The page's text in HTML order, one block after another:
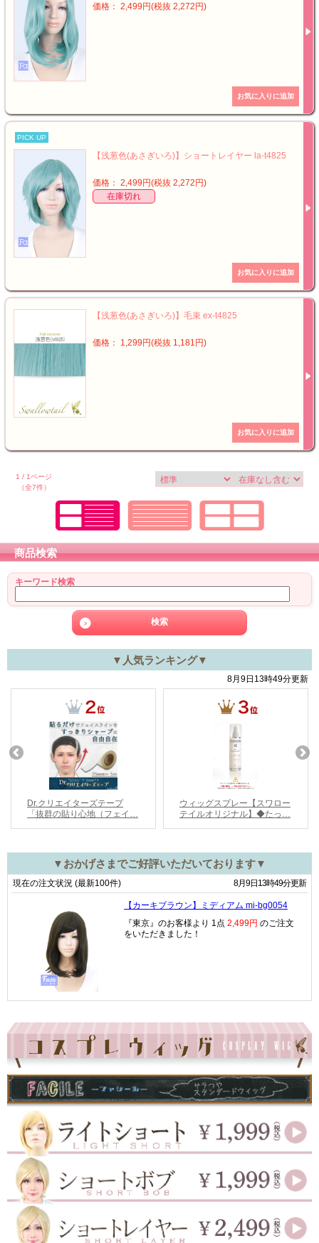
価格： 2,499円(税抜 2,272円)
PICK UP
【浅葱色(あさぎいろ)】ショートレイヤー la-t4825
価格： 2,499円(税抜 2,272円)
在庫切れ
【浅葱色(あさぎいろ)】毛束 ex-t4825
価格： 1,299円(税抜 1,181円)
1 / 1ページ
（全7件）
商品検索
キーワード検索
▼人気ランキング▼
▼おかげさまでご好評いただいております▼